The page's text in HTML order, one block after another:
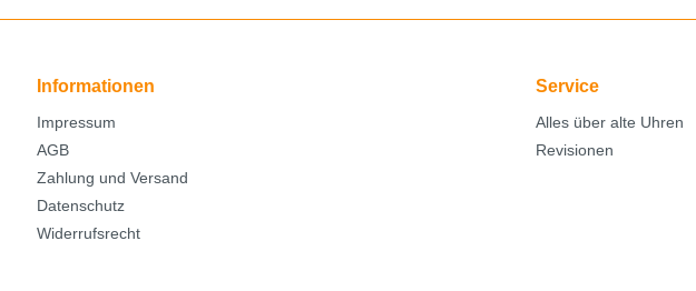
Informationen
Impressum
AGB
Zahlung und Versand
Datenschutz
Widerrufsrecht
Service
Alles über alte Uhren
Revisionen